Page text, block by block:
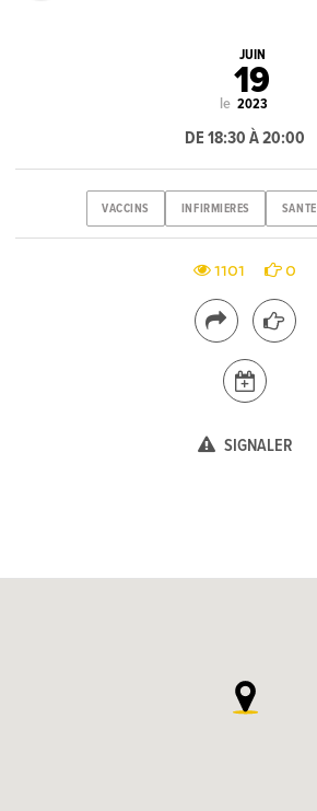
le
JUIN
19
2023
DE 18:30 À 20:00
VACCINS INFIRMIERES SANTE
1101 0
SIGNALER